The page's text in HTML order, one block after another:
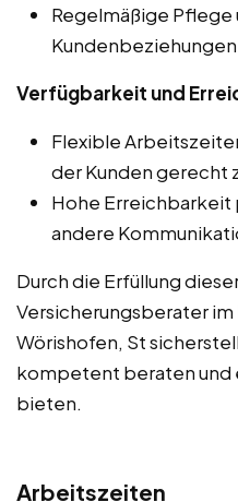
Regelmäßige
Verfügbarkeit und
Flexible
der Kunden gerecht
Hohe Erreichbarkeit
andere
Durch die Erfüllung
Versicherungsberater
Wörishofen, St
kompetent beraten und
bieten.
Arbeitszeiten